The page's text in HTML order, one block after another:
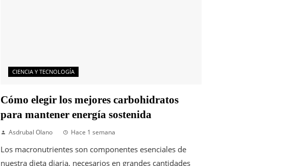
CIENCIA Y TECNOLOGÍA
Cómo elegir los mejores carbohidratos
para mantener energía sostenida
Asdrubal Olano Hace 1 semana
Los macronutrientes son componentes esenciales de
nuestra dieta diaria, necesarios en grandes cantidades